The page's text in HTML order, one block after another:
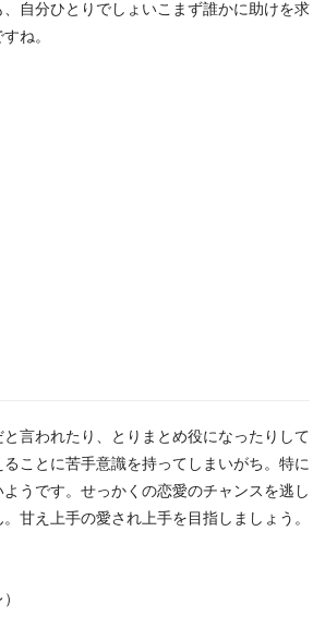
自分ひとりでしょいこまず誰かに助けを求
ね。
言われたり、とりまとめ役になったりして
ることに苦手意識を持ってしまいがち。特に
うです。せっかくの恋愛のチャンスを逃し
甘え上手の愛され上手を目指しましょう。